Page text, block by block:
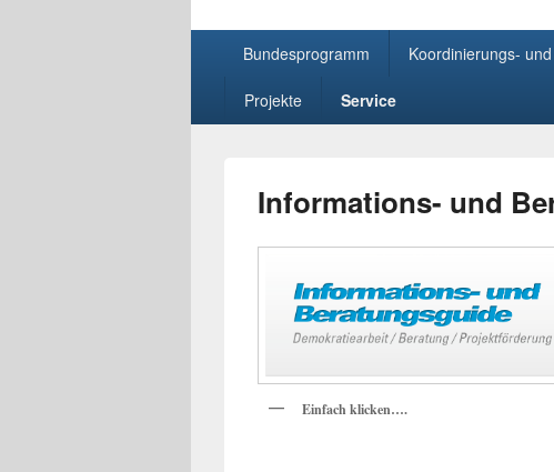
Partnerschaft
Bundesprogramm Koordinierungs-
Projekte Service
Informations- und
Einfach klicken….